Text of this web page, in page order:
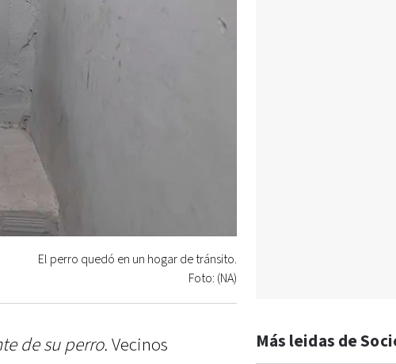
El perro quedó en un hogar de tránsito.
Foto: (NA)
de su perro.Vecinos
Más leidas de